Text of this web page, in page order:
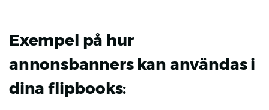
Exempel på hur
annonsbanners kan användas i
dina flipbooks: